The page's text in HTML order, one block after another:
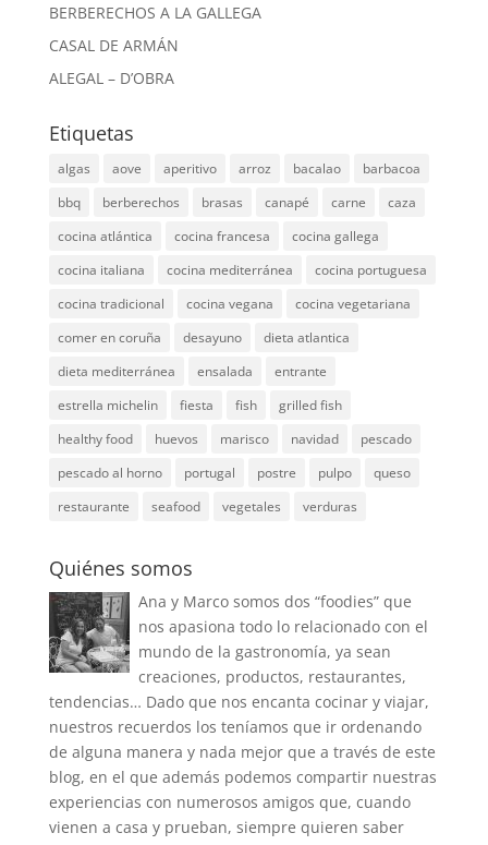
BERBERECHOS A LA GALLEGA
CASAL DE ARMÁN
ALEGAL – D’OBRA
Etiquetas
algas aove aperitivo arroz bacalao
barbacoa
bbq
berberechos brasas canapé carne
caza
cocina atlántica
cocina francesa
cocina gallega
cocina italiana
cocina mediterránea
cocina portuguesa
cocina tradicional
cocina vegana
cocina vegetariana
comer en coruña
desayuno
dieta atlantica
dieta mediterránea
ensalada
entrante
estrella michelin
fiesta fish
grilled fish
healthy food
huevos marisco navidad
pescado
pescado al horno
portugal postre pulpo
queso
restaurante
seafood vegetales verduras
Quiénes somos
Ana y Marco somos dos “foodies” que
nos apasiona todo lo relacionado con el
mundo de la gastronomía, ya sean
creaciones, productos, restaurantes,
tendencias… Dado que nos encanta cocinar y viajar,
nuestros recuerdos los teníamos que ir ordenando
de alguna manera y nada mejor que a través de este
blog, en el que además podemos compartir nuestras
experiencias con numerosos amigos que, cuando
vienen a casa y prueban, siempre quieren saber